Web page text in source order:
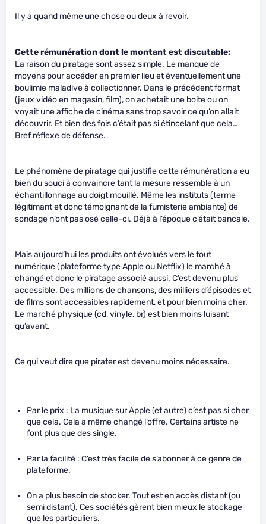
Il y a quand même une chose ou deux à revoir.
Cette rémunération dont le montant est discutable:
La raison du piratage sont assez simple. Le manque de
moyens pour accéder en premier lieu et éventuellement une
boulimie maladive à collectionner. Dans le précédent format
(jeux vidéo en magasin, film), on achetait une boite ou on
voyait une affiche de cinéma sans trop savoir ce qu’on allait
découvrir. Et bien des fois c’était pas si étincelant que cela…
Bref réflexe de défense.
Le phénomène de piratage qui justifie cette rémunération a eu
bien du souci à convaincre tant la mesure ressemble à un
échantillonnage au doigt mouillé. Même les instituts (terme
légitimant et donc témoignant de la fumisterie ambiante) de
sondage n’ont pas osé celle-ci. Déjà à l’époque c’était bancale.
Mais aujourd’hui les produits ont évolués vers le tout
numérique (plateforme type Apple ou Netflix) le marché à
changé et donc le piratage associé aussi. C’est devenu plus
accessible. Des millions de chansons, des milliers d’épisodes et
de films sont accessibles rapidement, et pour bien moins cher.
Le marché physique (cd, vinyle, br) est bien moins luisant
qu’avant.
Ce qui veut dire que pirater est devenu moins nécessaire.
Par le prix : La musique sur Apple (et autre) c’est pas si cher
que cela. Cela a même changé l’offre. Certains artiste ne
font plus que des single.
Par la facilité : C’est très facile de s’abonner à ce genre de
plateforme.
On a plus besoin de stocker. Tout est en accès distant (ou
semi distant). Ces sociétés gèrent bien mieux le stockage
que les particuliers.